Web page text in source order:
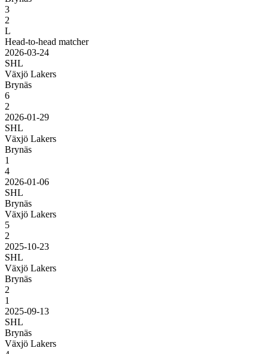
3
2
L
Head-to-head matcher
2026-03-24
SHL
Växjö Lakers
Brynäs
6
2
2026-01-29
SHL
Växjö Lakers
Brynäs
1
4
2026-01-06
SHL
Brynäs
Växjö Lakers
5
2
2025-10-23
SHL
Växjö Lakers
Brynäs
2
1
2025-09-13
SHL
Brynäs
Växjö Lakers